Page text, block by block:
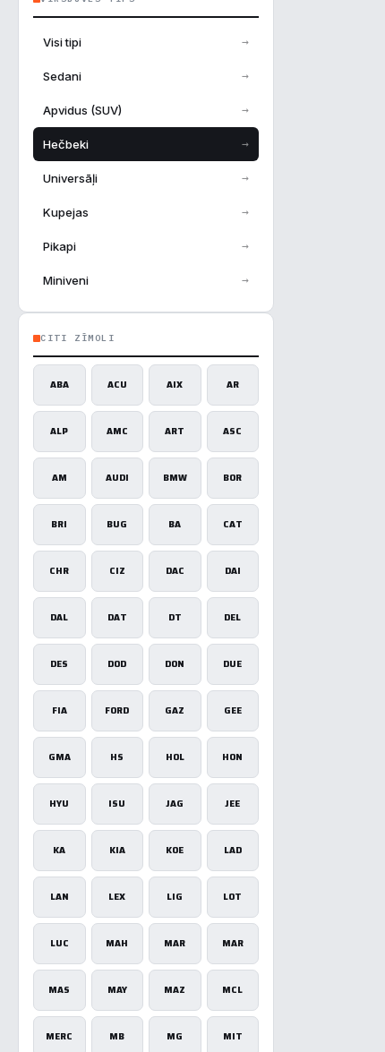
Visi tipi →
Sedani →
Apvidus (SUV) →
Hečbeki →
Universāļi →
Kupejas →
Pikapi →
Miniveni →
CITI ZĪMOLI
ABA ACU AIX AR
ALP AMC ART ASC
AM AUDI BMW BOR
BRI BUG BA CAT
CHR CIZ DAC DAI
DAL DAT DT DEL
DES DOD DON DUE
FIA FORD GAZ GEE
GMA HS HOL HON
HYU ISU JAG JEE
KA KIA KOE LAD
LAN LEX LIG LOT
LUC MAH MAR MAR
MAS MAY MAZ MCL
MERC MB MG MIT